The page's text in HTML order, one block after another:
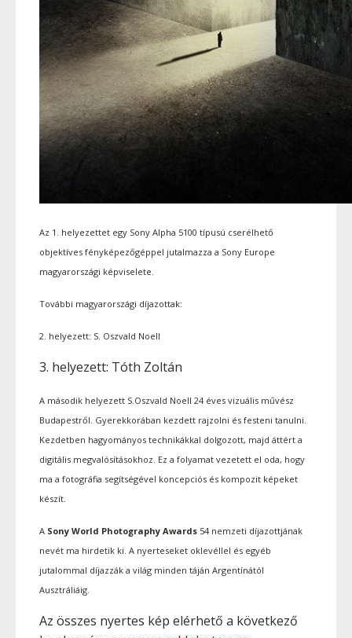
Az 1. helyezettet egy Sony Alpha 5100 típusú cserélhető
objektíves fényképezőgéppel jutalmazza a Sony Europe
magyarországi képviselete.
További magyarországi díjazottak:
2. helyezett: S. Oszvald Noell
3. helyezett: Tóth Zoltán
A második helyezett S.Oszvald Noell 24 éves vizuális művész
Budapestről. Gyerekkorában kezdett rajzolni és festeni tanulni.
Kezdetben hagyományos technikákkal dolgozott, majd áttért a
digitális megvalósításokhoz. Ez a folyamat vezetett el oda, hogy
ma a fotográfia segítségével koncepciós és kompozit képeket
készít.
A Sony World Photography Awards 54 nemzeti díjazottjának
nevét ma hirdetik ki. A nyerteseket oklevéllel és egyéb
jutalommal díjazzák a világ minden táján Argentínától
Ausztráliáig.
Az összes nyertes kép elérhető a következő